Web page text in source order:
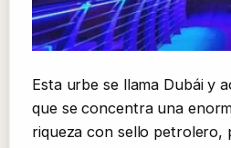
Esta urbe se llama Dubái y
que se concentra una
riqueza con sello petrolero,